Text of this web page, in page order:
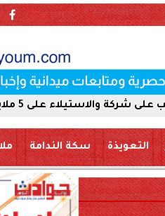
التعويذة سكة الندامة